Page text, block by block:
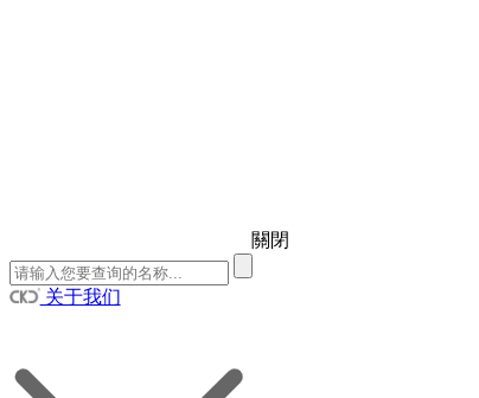
關閉
关于我们